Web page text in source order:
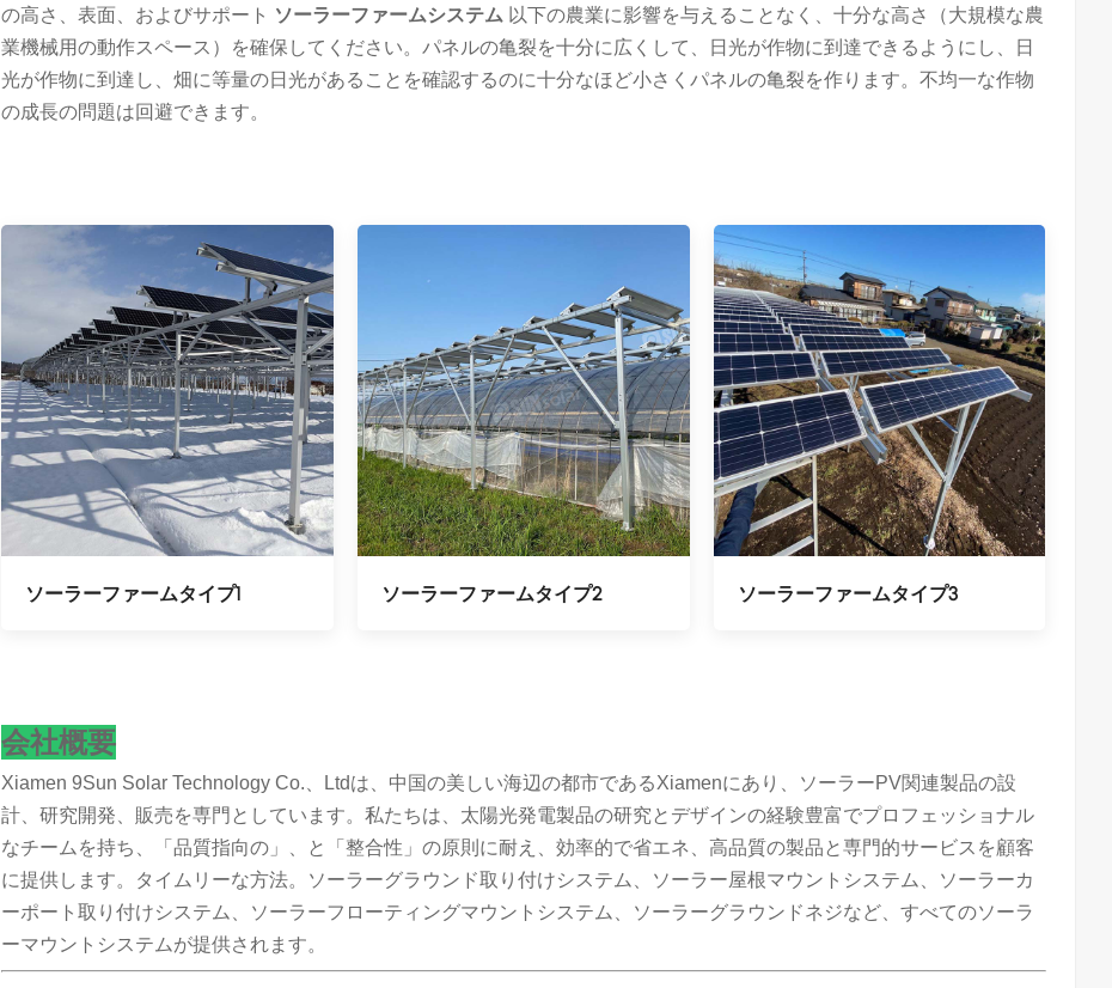
の高さ、表面、およびサポート ソーラーファームシステム 以下の農業に影響を与えることなく、十分な高さ（大規模な農
業機械用の動作スペース）を確保してください。パネルの亀裂を十分に広くして、日光が作物に到達できるようにし、日
光が作物に到達し、畑に等量の日光があることを確認するのに十分なほど小さくパネルの亀裂を作ります。不均一な作物
の成長の問題は回避できます。
ソーラーファームタイプ1 ソーラーファームタイプ2 ソーラーファームタイプ3
会社概要
Xiamen 9Sun Solar Technology Co.、Ltdは、中国の美しい海辺の都市であるXiamenにあり、ソーラーPV関連製品の設
計、研究開発、販売を専門としています。私たちは、太陽光発電製品の研究とデザインの経験豊富でプロフェッショナル
なチームを持ち、「品質指向の」、と「整合性」の原則に耐え、効率的で省エネ、高品質の製品と専門的サービスを顧客
に提供します。タイムリーな方法。ソーラーグラウンド取り付けシステム、ソーラー屋根マウントシステム、ソーラーカ
ーポート取り付けシステム、ソーラーフローティングマウントシステム、ソーラーグラウンドネジなど、すべてのソーラ
ーマウントシステムが提供されます。